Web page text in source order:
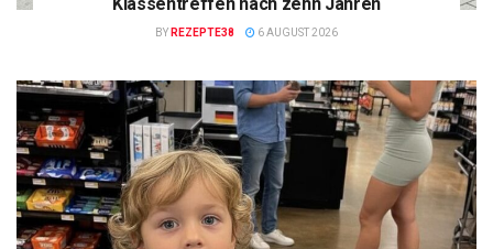
BY REZEPTE38 6 AUGUST 2026